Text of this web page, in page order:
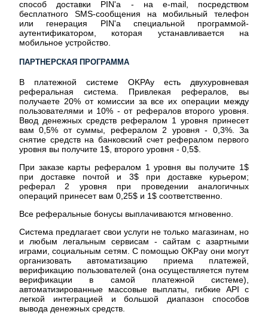
способ доставки PIN'а - на e-mail, посредством
бесплатного SMS-сообщения на мобильный телефон
или генерация PIN'а специальной программой-
аутентификатором, которая устанавливается на
мобильное устройство.
ПАРТНЕРСКАЯ ПРОГРАММА
В платежной системе OKPAy есть двухуровневая
реферальная система. Привлекая рефералов, вы
получаете 20% от комиссии за все их операции между
пользователями и 10% - от рефералов второго уровня.
Ввод денежных средств рефералом 1 уровня принесет
вам 0,5% от суммы, рефералом 2 уровня - 0,3%. За
снятие средств на банковский счет рефералом первого
уровня вы получите 1$, второго уровня - 0,5$.
При заказе карты рефералом 1 уровня вы получите 1$
при доставке почтой и 3$ при доставке курьером;
реферал 2 уровня при проведении аналогичных
операций принесет вам 0,25$ и 1$ соответственно.
Все реферальные бонусы выплачиваются мгновенно.
Система предлагает свои услуги не только магазинам, но
и любым легальным сервисам - сайтам с азартными
играми, социальным сетям. С помощью OKPay они могут
организовать автоматизацию приема платежей,
верификацию пользователей (она осуществляется путем
верификации в самой платежной системе),
автоматизированные массовые выплаты, гибкие API с
легкой интеграцией и большой диапазон способов
вывода денежных средств.